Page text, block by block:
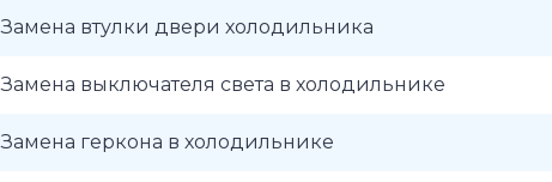
Замена втулки двери холодильника
Замена выключателя света в холодильнике
Замена геркона в холодильнике